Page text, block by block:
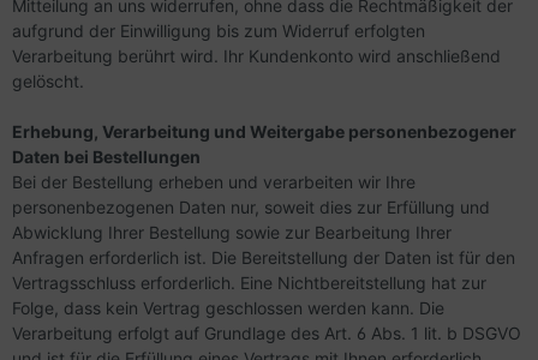
Mitteilung an uns widerrufen, ohne dass die Rechtmäßigkeit der
aufgrund der Einwilligung bis zum Widerruf erfolgten
Verarbeitung berührt wird. Ihr Kundenkonto wird anschließend
gelöscht.
Erhebung, Verarbeitung und Weitergabe personenbezogener
Daten bei Bestellungen
Bei der Bestellung erheben und verarbeiten wir Ihre
personenbezogenen Daten nur, soweit dies zur Erfüllung und
Abwicklung Ihrer Bestellung sowie zur Bearbeitung Ihrer
Anfragen erforderlich ist. Die Bereitstellung der Daten ist für den
Vertragsschluss erforderlich. Eine Nichtbereitstellung hat zur
Folge, dass kein Vertrag geschlossen werden kann. Die
Verarbeitung erfolgt auf Grundlage des Art. 6 Abs. 1 lit. b DSGVO